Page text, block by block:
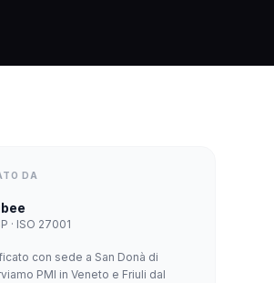
DA
· ISO 27001
con sede a San Donà di
PMI in Veneto e Friuli dal